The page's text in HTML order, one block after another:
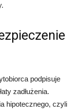
podpisuje
zadłużenia.
hipotecznego, czyli